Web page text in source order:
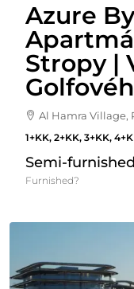
Azure
Stropy |
Al Hamra Village,
1+KK, 2+KK, 3+KK,
Semi-furnished
Furnished?